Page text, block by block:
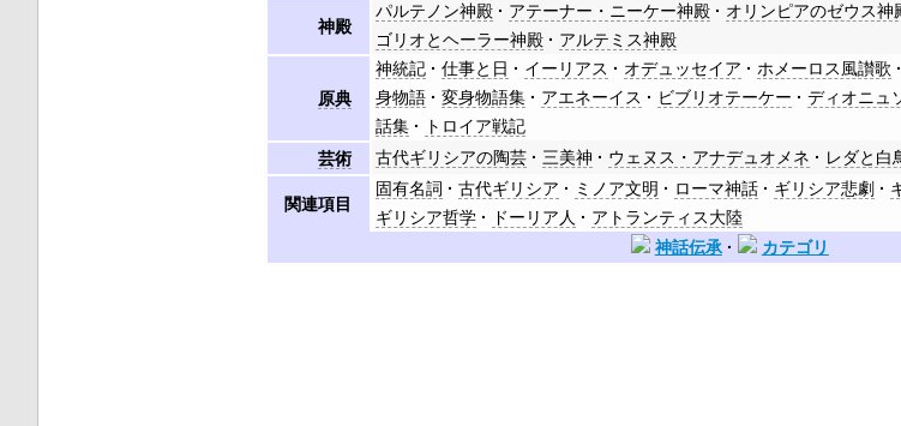
神殿
パルテノン神殿 アテーナー・ニーケー神殿 オリンピアのゼウス神
ゴリオとヘーラー神殿
アルテミス神殿
原典
神統記 仕事と日 イーリアス オデュッセイア ホメーロス風讃歌
身物語
変身物語集 アエネーイス ビブリオテーケー ディオニュ
話集
トロイア戦記
芸術
古代ギリシアの陶芸 三美神 ウェヌス・アナデュオメネ レダと白
関連項目
固有名詞 古代ギリシア ミノア文明 ローマ神話 ギリシア悲劇
ギリシア哲学
ドーリア人
アトランティス大陸
神話伝承
カテゴリ